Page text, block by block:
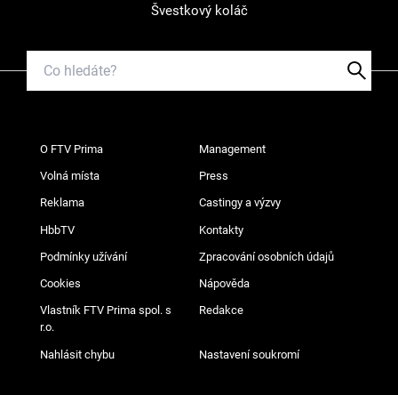
Švestkový koláč
O FTV Prima Management
Volná místa Press
Reklama Castingy a výzvy
HbbTV Kontakty
Podmínky užívání Zpracování osobních údajů
Cookies Nápověda
Vlastník FTV Prima spol. s
r.o.
Redakce
Nahlásit chybu Nastavení soukromí